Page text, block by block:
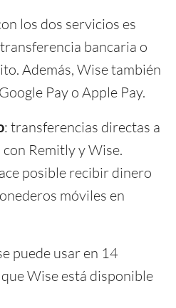
los dos servicios es
bancaria o
Además, Wise también
Pay o Apple Pay.
: transferencias directas a
Remitly y Wise.
posible recibir dinero
móviles en
puede usar en 14
Wise está disponible